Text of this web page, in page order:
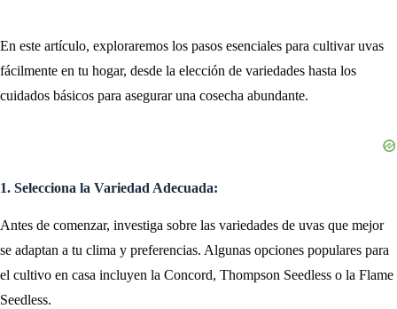
En este artículo, exploraremos los pasos esenciales para cultivar uvas
fácilmente en tu hogar, desde la elección de variedades hasta los
cuidados básicos para asegurar una cosecha abundante.
1. Selecciona la Variedad Adecuada:
Antes de comenzar, investiga sobre las variedades de uvas que mejor
se adaptan a tu clima y preferencias. Algunas opciones populares para
el cultivo en casa incluyen la Concord, Thompson Seedless o la Flame
Seedless.